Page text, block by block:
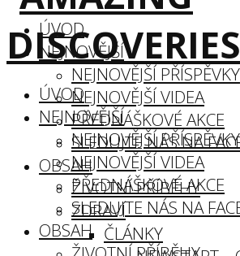
ÚVOD
NEJNOVĚJŠÍ
NEJNOVĚJŠÍ PŘÍSPĚVKY
NEJNOVĚJŠÍ VIDEA
PŘEDNÁŠKOVÉ AKCE
SLEDUJTE NÁS NA
OBSAH
ŽIVOTNÍ PŘÍBĚHY
ZDRAVÍ
ČLÁNKY
ÚVOD
NEJNOVĚJŠÍ
NEJNOVĚJŠÍ PŘÍSPĚVKY
NEJNOVĚJŠÍ VIDEA
PŘEDNÁŠKOVÉ AKCE
SLEDUJTE NÁS NA
OBSAH